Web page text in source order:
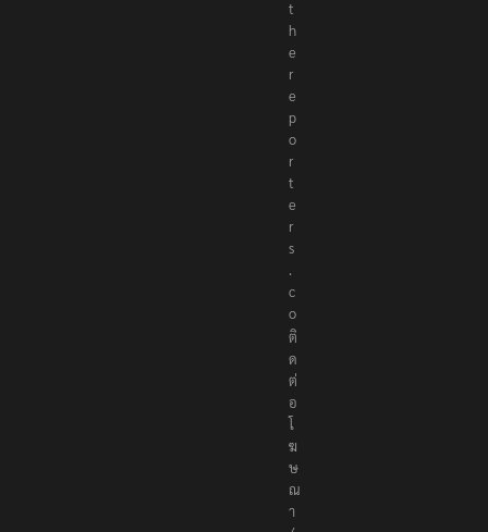
r
@
t
h
e
r
e
p
o
r
t
e
r
s
.
c
o
ติ
ด
ต่
อ
โ
ฆ
ษ